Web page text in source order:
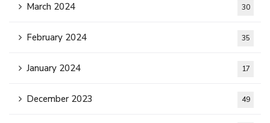
March 2024 30
February 2024 35
January 2024 17
December 2023 49